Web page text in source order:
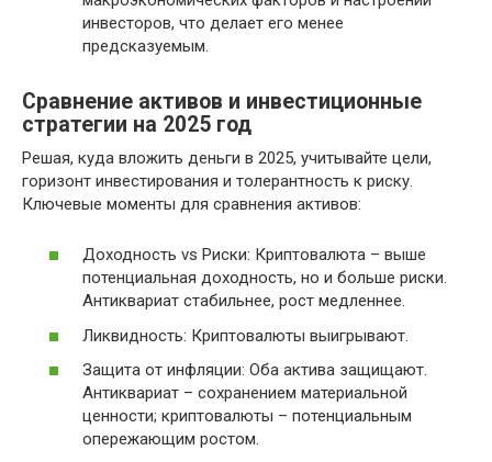
инвесторов, что делает его менее
предсказуемым.
Сравнение активов и инвестиционные
стратегии на 2025 год
Решая, куда вложить деньги в 2025, учитывайте цели,
горизонт инвестирования и толерантность к риску.
Ключевые моменты для сравнения активов:
Доходность vs Риски: Криптовалюта – выше
потенциальная доходность, но и больше риски.
Антиквариат стабильнее, рост медленнее.
Ликвидность: Криптовалюты выигрывают.
Защита от инфляции: Оба актива защищают.
Антиквариат – сохранением материальной
ценности; криптовалюты – потенциальным
опережающим ростом.